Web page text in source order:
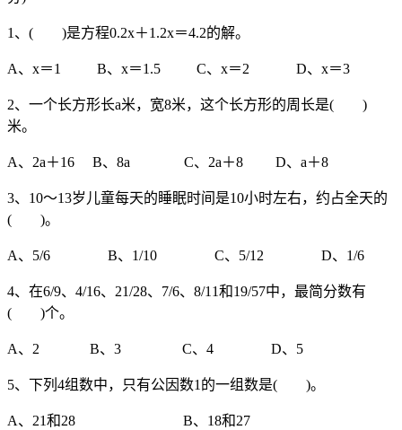
1、( )是方程0.2x＋1.2x＝4.2的解。
A、x＝1 B、x＝1.5 C、x＝2 D、x＝3
2、一个长方形长a米，宽8米，这个长方形的周长是( )
米。
A、2a＋16 B、8a C、2a＋8 D、a＋8
3、10～13岁儿童每天的睡眠时间是10小时左右，约占全天的
( )。
A、5/6 B、1/10 C、5/12 D、1/6
4、在6/9、4/16、21/28、7/6、8/11和19/57中，最简分数有
( )个。
A、2 B、3 C、4 D、5
5、下列4组数中，只有公因数1的一组数是( )。
A、21和28 B、18和27